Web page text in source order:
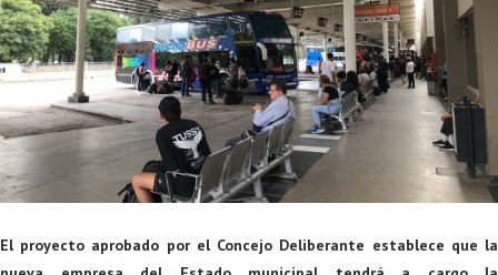
El proyecto aprobado por el Concejo Deliberante establece que la